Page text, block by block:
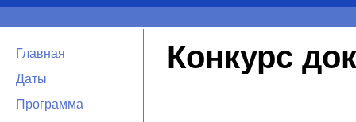
Главная
Даты
Программа
Конкурс